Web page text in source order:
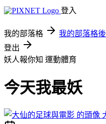
登入
我的部落格 我的部落格
登出
妖人報你知 運動體育
今天我最妖